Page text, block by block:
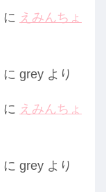
に えみんちょ
に grey より
に えみんちょ
に grey より